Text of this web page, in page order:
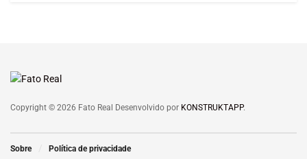
Copyright © 2026 Fato Real Desenvolvido por KONSTRUKTAPP.
Sobre Política de privacidade